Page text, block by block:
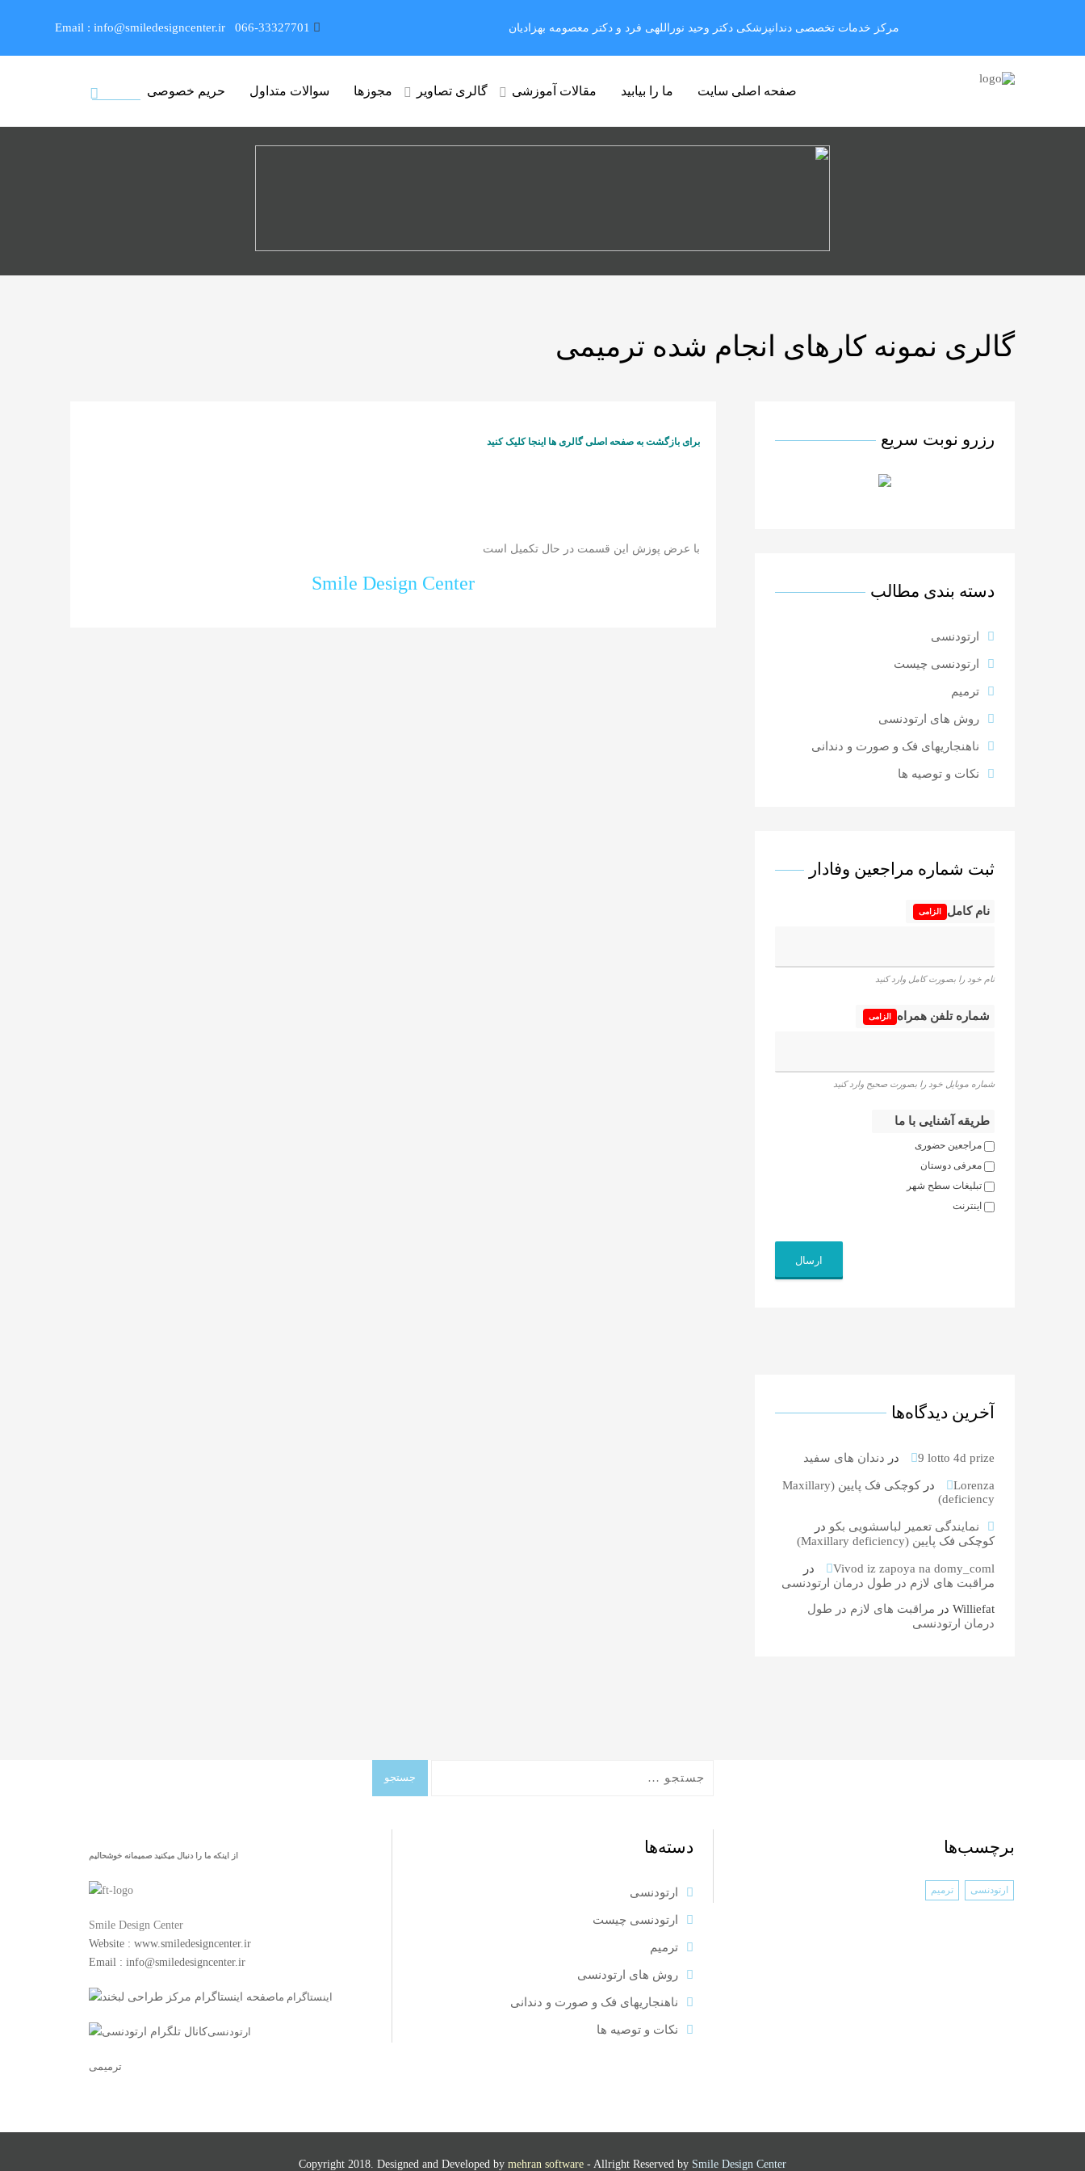
مرکز خدمات تخصصی دندانپزشکی دکتر وحید نوراللهی فرد و دکتر معصومه بهزادیان
صفحه اصلی سایت ما را بیابید مقالات آموزشی گالری تصاویر مجوزها سوالات متداول حریم خصوصی
گالری نمونه کارهای انجام شده ترمیمی
برای بازگشت به صفحه اصلی گالری ها اینجا کلیک کنید
با عرض پوزش این قسمت در حال تکمیل است
Smile Design Center
رزرو نوبت سریع
دسته بندی مطالب
ارتودنسی
ارتودنسی چیست
ترمیم
روش های ارتودنسی
ناهنجاریهای فک و صورت و دندانی
نکات و توصیه ها
ثبت شماره مراجعین وفادار
نام کامل الزامی
نام خود را بصورت کامل وارد کنید
شماره تلفن همراه الزامی
شماره موبایل خود را بصورت صحیح وارد کنید
طریقه آشنایی با ما
مراجعین حضوری
معرفی دوستان
تبلیغات سطح شهر
اینترنت
ارسال
آخرین دیدگاه‌ها
9 lotto 4d prize در دندان های سفید
Lorenza در
کوچکی فک پایین (Maxillary
deficiency)
نمایندگی تعمیر لباسشویی بکو در
کوچکی فک پایین (Maxillary deficiency)
Vivod iz zapoya na domy_coml
در
مراقبت های لازم در طول درمان ارتودنسی
Williefat در مراقبت های لازم در طول
درمان ارتودنسی
برچسب‌ها
ارتودنسی ترمیم
دسته‌ها
ارتودنسی
ارتودنسی چیست
ترمیم
روش های ارتودنسی
ناهنجاریهای فک و صورت و دندانی
نکات و توصیه ها
از اینکه ما را دنبال میکنید صمیمانه خوشحالیم
Smile Design Center
Website : www.smiledesigncenter.ir
Email : info@smiledesigncenter.ir
اینستاگرام ما
ارتودنسی
ترمیمی
Copyright 2018. Designed and Developed by mehran software - Allright Reserved by Smile Design Center